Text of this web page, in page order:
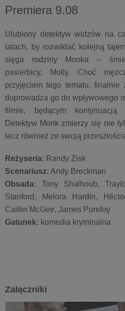
Premiera 9.08
Ulubiony detektyw widzów na
latach, by rozwikłać kolejną
sięga rodziny Monka –
pasierbicy, Molly. Choć
przyjęciem tego tematu,
doprowadza go do wpływowego
filmie, będącym
Detektyw Monk zmierzy się nie
lecz również ze swoją
Reżyseria: Randy Zisk
Scenariusz: Andy Breckman
Obsada: Tony Shalhoub,
Stanford, Melora Hardin,
Caitlin McGee, James Purefoy
Gatunek: komedia kryminalna
Załączniki